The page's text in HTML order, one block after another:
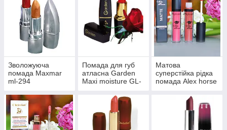
Зволожуюча
помада Maxmar
ml-294
Помада для губ
атласна Garden
Maxi moisture GL-
Матова
суперстійка рідка
помада Alex horse